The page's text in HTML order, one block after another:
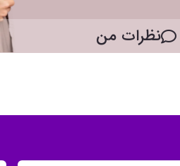
نظرات من